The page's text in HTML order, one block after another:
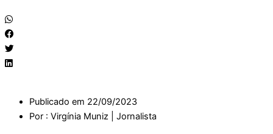
Publicado em 22/09/2023
Por : Virgínia Muniz | Jornalista